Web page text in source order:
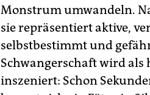
Monstrum umwandeln.
sie repräsentiert aktive,
selbstbestimmt und
Schwangerschaft wird
inszeniert: Schon